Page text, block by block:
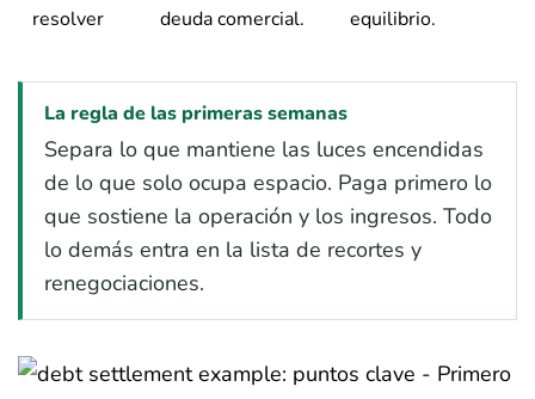
resolver
deuda comercial.
equilibrio.
La regla de las primeras semanas
Separa lo que mantiene las luces encendidas
de lo que solo ocupa espacio. Paga primero lo
que sostiene la operación y los ingresos. Todo
lo demás entra en la lista de recortes y
renegociaciones.